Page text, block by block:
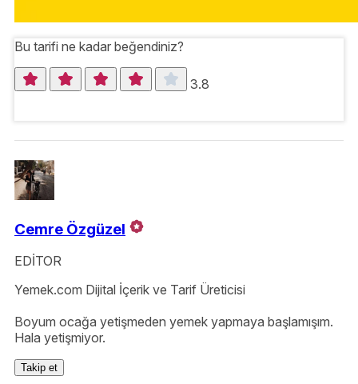
Bu tarifi ne kadar beğendiniz?
3.8
Cemre Özgüzel
EDİTOR
Yemek.com Dijital İçerik ve Tarif Üreticisi
Boyum ocağa yetişmeden yemek yapmaya başlamışım.
Hala yetişmiyor.
Takip et